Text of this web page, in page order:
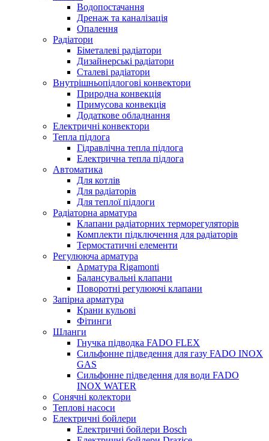
Водопостачання
Дренаж та каналізація
Опалення
Радіатори
Біметалеві радіатори
Дизайнерські радіатори
Сталеві радіатори
Внутрішньопідлогові конвектори
Природна конвекція
Примусова конвекція
Додаткове обладнання
Електричні конвектори
Тепла підлога
Гідравлічна тепла підлога
Електрична тепла підлога
Автоматика
Для котлів
Для радіаторів
Для теплої підлоги
Радіаторна арматура
Клапани радіаторних терморегуляторів
Комплекти підключення для радіаторів
Термостатичні елементи
Регулююча арматура
Арматура Rigamonti
Балансувальні клапани
Поворотні регулюючі клапани
Запірна арматура
Крани кульові
Фітинги
Шланги
Гнучка підводка FADO FLEX
Сильфонне підведення для газу FADO INOX
GAS
Сильфонне підведення для води FADO
INOX WATER
Сонячні колектори
Теплові насоси
Електричні бойлери
Електричні бойлери Bosch